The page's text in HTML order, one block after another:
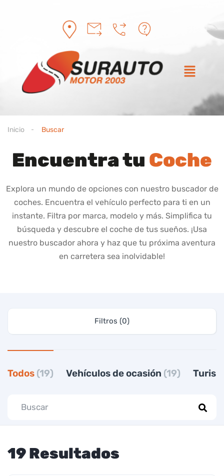
Inicio Buscar
Encuentra tu Coche
Explora un mundo de opciones con nuestro buscador de
coches. Encuentra el vehículo perfecto para ti en un
instante. Filtra por marca, modelo y más. Simplifica tu
búsqueda y descubre el coche de tus sueños. ¡Usa
nuestro buscador ahora y haz que tu próxima aventura
en carretera sea inolvidable!
Filtros (0)
Todos (19) Vehículos de ocasión (19)
19 Resultados